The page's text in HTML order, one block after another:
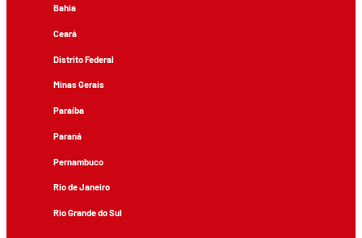
Bahia
Ceará
Distrito Federal
Minas Gerais
Paraíba
Paraná
Pernambuco
Rio de Janeiro
Rio Grande do Sul